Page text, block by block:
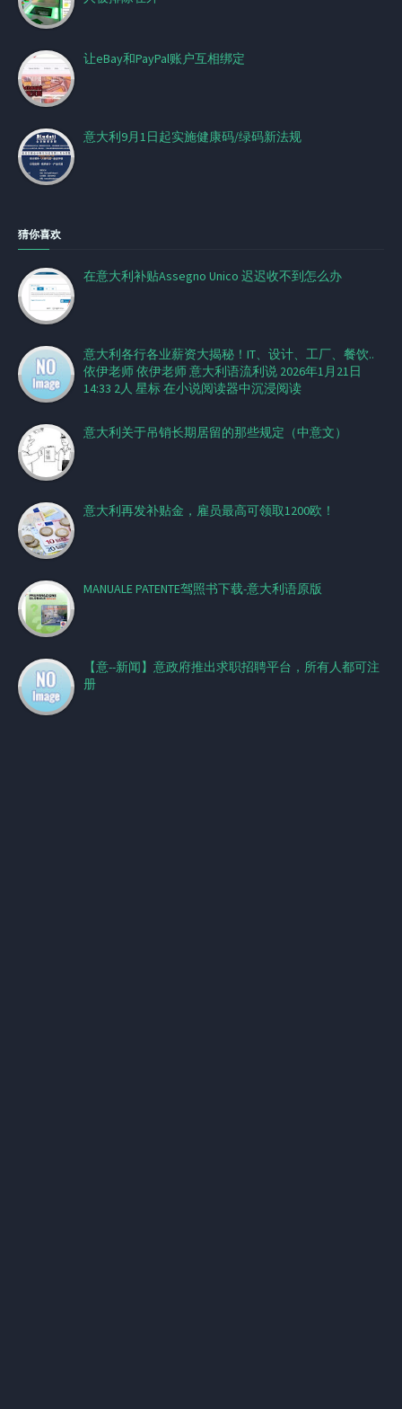
让eBay和PayPal账户互相绑定
意大利9月1日起实施健康码/绿码新法规
猜你喜欢
在意大利补贴Assegno Unico 迟迟收不到怎么办
意大利各行各业薪资大揭秘！IT、设计、工厂、餐饮..
依伊老师 依伊老师 意大利语流利说 2026年1月21日
14:33 2人 星标 在小说阅读器中沉浸阅读
意大利关于吊销长期居留的那些规定（中意文）
意大利再发补贴金，雇员最高可领取1200欧！
MANUALE PATENTE驾照书下载-意大利语原版
【意--新闻】意政府推出求职招聘平台，所有人都可注
册